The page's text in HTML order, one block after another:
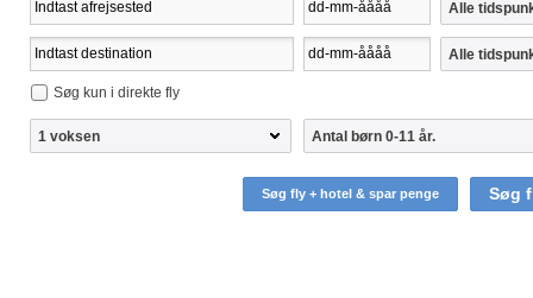
Søg kun i direkte fly
Søg
Søg fly + hotel & spar penge